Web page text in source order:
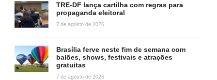
TRE-DF lança cartilha com regras para
propaganda eleitoral
7 de agosto de 2026
Brasília ferve neste fim de semana com
balões, shows, festivais e atrações
gratuitas
7 de agosto de 2026